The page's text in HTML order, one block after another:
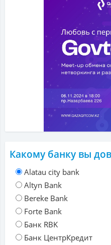
Какому банку вы
Alatau city bank
Altyn Bank
Bereke Bank
Forte Bank
Банк RBK
Банк ЦентрКредит